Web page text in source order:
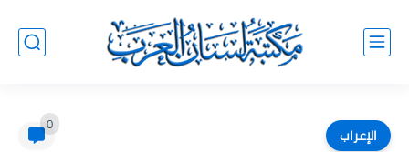
الإعراب 0